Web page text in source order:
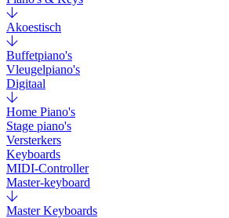
Akoestisch
Buffetpiano's
Vleugelpiano's
Digitaal
Home Piano's
Stage piano's
Versterkers
Keyboards
MIDI-Controller
Master-keyboard
Master Keyboards